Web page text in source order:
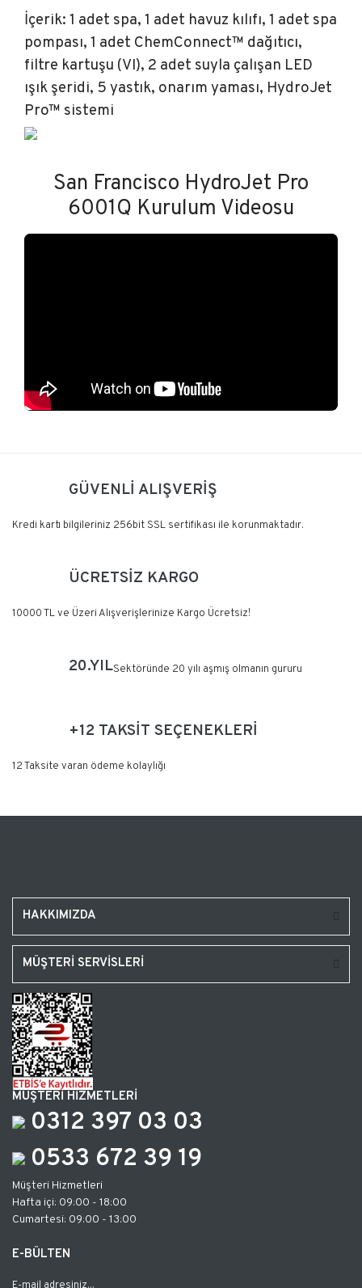
İçerik: 1 adet spa, 1 adet havuz kılıfı, 1 adet spa
pompası, 1 adet ChemConnect™ dağıtıcı,
filtre kartuşu (VI), 2 adet suyla çalışan LED
ışık şeridi, 5 yastık, onarım yaması, HydroJet
Pro™ sistemi
San Francisco HydroJet Pro
6001Q Kurulum Videosu
Yorum Yaz
GÜVENLİ ALIŞVERİŞ
Kredi kartı bilgileriniz 256bit SSL sertifikası ile korunmaktadır.
ÜCRETSİZ KARGO
10000 TL ve Üzeri Alışverişlerinize Kargo Ücretsiz!
20.YILSektöründe 20 yılı aşmış olmanın gururu
+12 TAKSİT SEÇENEKLERİ
12 Taksite varan ödeme kolaylığı
HAKKIMIZDA
MÜŞTERİ SERVİSLERİ
MÜŞTERİ HİZMETLERİ
0312 397 03 03
0533 672 39 19
Müşteri Hizmetleri
Hafta içi: 09:00 - 18:00
Cumartesi: 09:00 - 13:00
E-BÜLTEN